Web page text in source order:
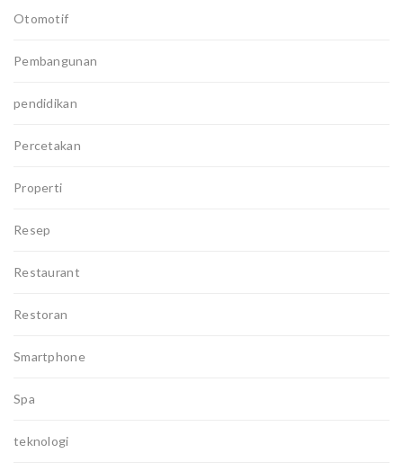
Otomotif
Pembangunan
pendidikan
Percetakan
Properti
Resep
Restaurant
Restoran
Smartphone
Spa
teknologi